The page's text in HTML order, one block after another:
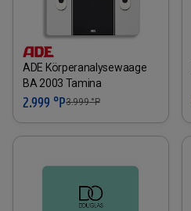
ADE Körperanalysewaage
BA 2003 Tamina
2.999 °P3.999°P